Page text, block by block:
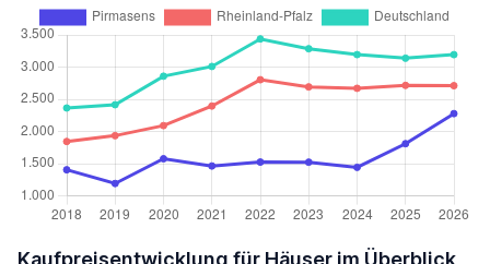
Kaufpreisentwicklung für Häuser im Überblick